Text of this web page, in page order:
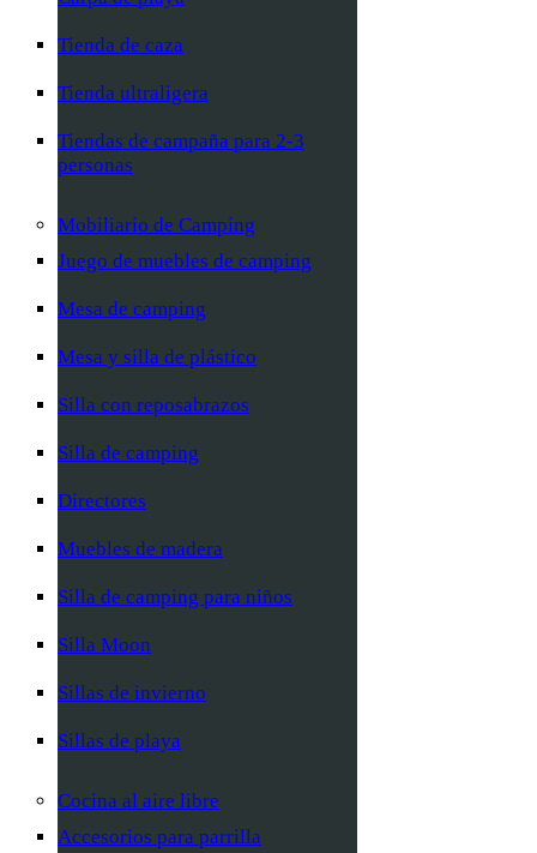
Tienda de caza
Tienda ultraligera
Tiendas de campaña para 2-3
personas
Mobiliario de Camping
Juego de muebles de camping
Mesa de camping
Mesa y silla de plástico
Silla con reposabrazos
Silla de camping
Directores
Muebles de madera
Silla de camping para niños
Silla Moon
Sillas de invierno
Sillas de playa
Cocina al aire libre
Accesorios para parrilla